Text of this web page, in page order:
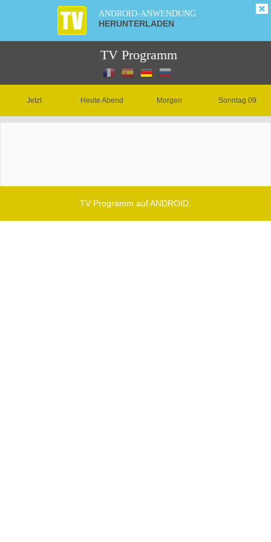
ANDROID-ANWENDUNG
HERUNTERLADEN
TV Programm
Jetzt Heute Abend Morgen Sonntag 09
TV Programm auf ANDROID.